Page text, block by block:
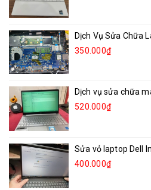
Dịch Vụ Sửa Chữa
350.000₫
Dịch vụ sửa chữa
520.000₫
Sửa vỏ laptop Dell
400.000₫